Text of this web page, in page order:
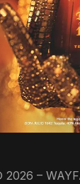
2026 –